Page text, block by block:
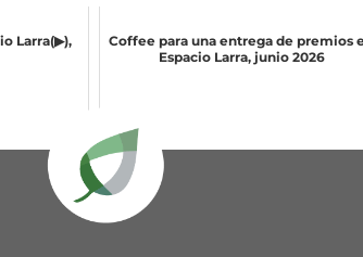
Larra(▶),
Coffee para una entrega de premios
Espacio Larra, junio 2026